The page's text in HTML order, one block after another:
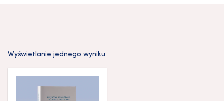
Wyświetlanie jednego wyniku